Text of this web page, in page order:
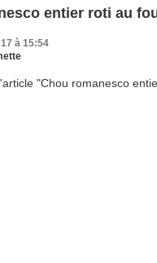
entier roti au
à 15:54